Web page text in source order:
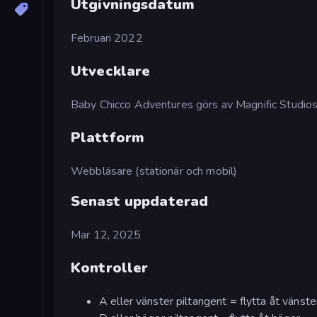
Utgivningsdatum
Februari 2022
Utvecklare
Baby Chicco Adventures görs av Magnific
Plattform
Webbläsare (stationär och mobil)
Senast uppdaterad
Mar 12, 2025
Kontroller
A eller vänster piltangent = flytta åt